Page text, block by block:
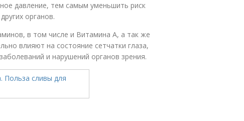
давление, тем самым уменьшить риск
органов.
в том числе и Витамина А, а так же
влияют на состояние сетчатки глаза,
и нарушений органов зрения.